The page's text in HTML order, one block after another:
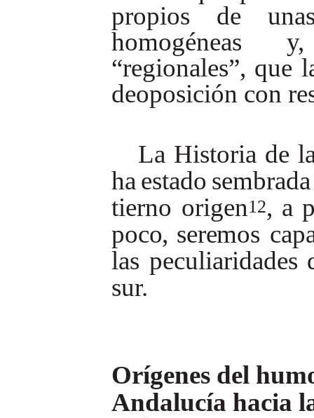
propios
de
homogéneas
y,
“regionales”, que
deoposición con
La Historia de
ha estado sembrada
tierno origen12, a
poco, seremos
las peculiaridades
sur.
Orígenes del
Andalucía hacia